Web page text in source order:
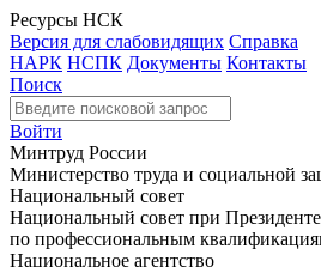
Ресурсы НСК
Версия для слабовидящих Справка
НАРК НСПК Документы Контакты
Поиск
Войти
Минтруд России
Министерство труда и социальной
Национальный совет
Национальный совет при
по профессиональным
Национальное агентство